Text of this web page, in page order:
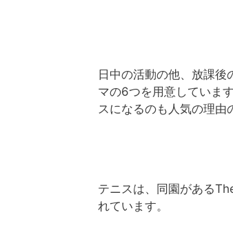
日中の活動の他、放課
マの6つを用意していま
スになるのも人気の理由
テニスは、同園がある
れています。